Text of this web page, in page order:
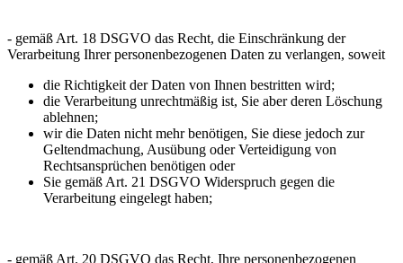
- gemäß Art. 18 DSGVO das Recht, die Einschränkung der
Verarbeitung Ihrer personenbezogenen Daten zu verlangen, soweit
die Richtigkeit der Daten von Ihnen bestritten wird;
die Verarbeitung unrechtmäßig ist, Sie aber deren Löschung
ablehnen;
wir die Daten nicht mehr benötigen, Sie diese jedoch zur
Geltendmachung, Ausübung oder Verteidigung von
Rechtsansprüchen benötigen oder
Sie gemäß Art. 21 DSGVO Widerspruch gegen die
Verarbeitung eingelegt haben;
- gemäß Art. 20 DSGVO das Recht, Ihre personenbezogenen